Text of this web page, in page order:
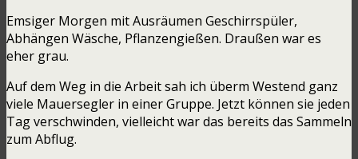
Emsiger Morgen mit Ausräumen Geschirrspüler,
Abhängen Wäsche, Pflanzengießen. Draußen war es
eher grau.
Auf dem Weg in die Arbeit sah ich überm Westend ganz
viele Mauersegler in einer Gruppe. Jetzt können sie jeden
Tag verschwinden, vielleicht war das bereits das Sammeln
zum Abflug.